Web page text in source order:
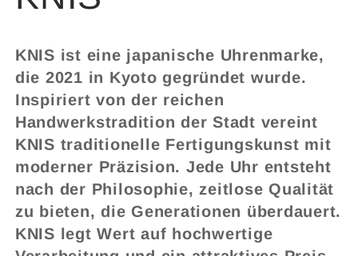
a
t
e
g
o
KNIS ist eine japanische Uhrenmarke,
die 2021 in Kyoto gegründet wurde.
Inspiriert von der reichen
Handwerkstradition der Stadt vereint
KNIS traditionelle Fertigungskunst mit
moderner Präzision. Jede Uhr entsteht
nach der Philosophie, zeitlose Qualität
zu bieten, die Generationen überdauert.
KNIS legt Wert auf hochwertige